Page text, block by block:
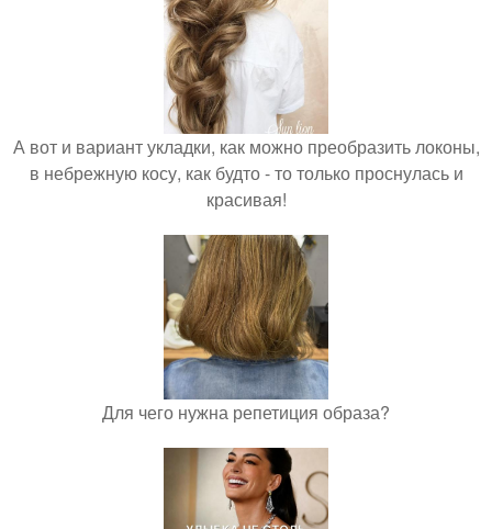
А вот и вариант укладки, как можно преобразить локоны,
в небрежную косу, как будто - то только проснулась и
красивая!
Для чего нужна репетиция образа?